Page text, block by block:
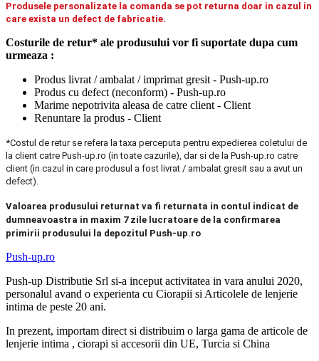
Produsele personalizate la comanda se pot returna doar in cazul in
care exista un defect de fabricatie.
Costurile de retur* ale produsului vor fi suportate dupa cum
urmeaza :
Produs livrat / ambalat / imprimat gresit - Push-up.ro
Produs cu defect (neconform) - Push-up.ro
Marime nepotrivita aleasa de catre client - Client
Renuntare la produs - Client
*Costul de retur se refera la taxa perceputa pentru expedierea coletului de
la client catre Push-up.ro (in toate cazurile), dar si de la Push-up.ro catre
client (in cazul in care produsul a fost livrat / ambalat gresit sau a avut un
defect).
Valoarea produsului returnat va fi returnata in contul indicat de
dumneavoastra in maxim 7 zile lucratoare de la confirmarea
primirii produsului la depozitul Push-up.ro
Push-up.ro
Push-up Distributie Srl si-a inceput activitatea in vara anului 2020,
personalul avand o experienta cu Ciorapii si Articolele de lenjerie
intima de peste 20 ani.
In prezent, importam direct si distribuim o larga gama de articole de
lenjerie intima , ciorapi si accesorii din UE, Turcia si China